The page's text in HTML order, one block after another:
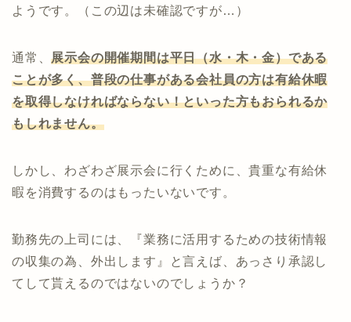
ようです。（この辺は未確認ですが…）
通常、展示会の開催期間は平日（水・木・金）である
ことが多く、普段の仕事がある会社員の方は有給休暇
を取得しなければならない！といった方もおられるか
もしれません。
しかし、わざわざ展示会に行くために、貴重な有給休
暇を消費するのはもったいないです。
勤務先の上司には、『業務に活用するための技術情報
の収集の為、外出します』と言えば、あっさり承認し
てして貰えるのではないのでしょうか？